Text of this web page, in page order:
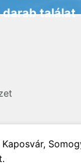
darab találat
Kaposvár,